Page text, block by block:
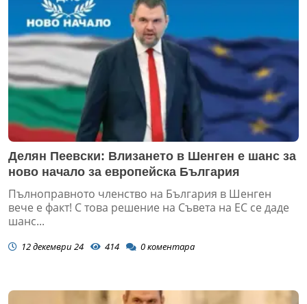
Делян Пеевски: Влизането в Шенген е шанс за
ново начало за европейска България
Пълноправното членство на България в Шенген
вече е факт! С това решение на Съвета на ЕС се даде
шанс...
12 декември 24 414 0коментара